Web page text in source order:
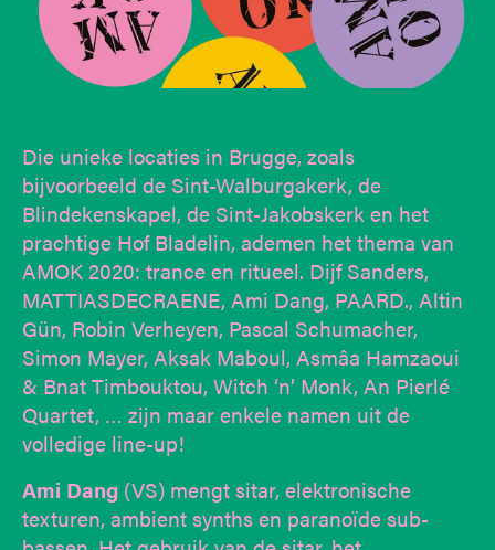
Die unieke locaties in Brugge, zoals
bijvoorbeeld de Sint-Walburgakerk, de
Blindekenskapel, de Sint-Jakobskerk en het
prachtige Hof Bladelin, ademen het thema van
AMOK 2020: trance en ritueel. Dijf Sanders,
MATTIASDECRAENE, Ami Dang, PAARD., Altin
Gün, Robin Verheyen, Pascal Schumacher,
Simon Mayer, Aksak Maboul, Asmâa Hamzaoui
& Bnat Timbouktou, Witch ‘n’ Monk, An Pierlé
Quartet, … zijn maar enkele namen uit de
volledige line-up!
Ami Dang (VS) mengt sitar, elektronische
texturen, ambient synths en paranoïde sub-